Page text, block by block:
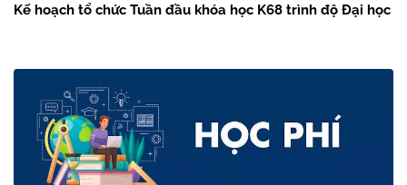
Kế hoạch tổ chức Tuần đầu khóa học K68 trình độ Đại học